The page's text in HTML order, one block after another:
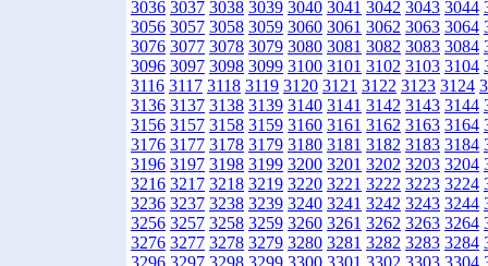
3036 3037 3038 3039 3040 3041 3042 3043 3044
3056 3057 3058 3059 3060 3061 3062 3063 3064
3076 3077 3078 3079 3080 3081 3082 3083 3084
3096 3097 3098 3099 3100 3101 3102 3103 3104
3116 3117 3118 3119 3120 3121 3122 3123 3124
3136 3137 3138 3139 3140 3141 3142 3143 3144
3156 3157 3158 3159 3160 3161 3162 3163 3164
3176 3177 3178 3179 3180 3181 3182 3183 3184
3196 3197 3198 3199 3200 3201 3202 3203 3204
3216 3217 3218 3219 3220 3221 3222 3223 3224
3236 3237 3238 3239 3240 3241 3242 3243 3244
3256 3257 3258 3259 3260 3261 3262 3263 3264
3276 3277 3278 3279 3280 3281 3282 3283 3284
3296 3297 3298 3299 3300 3301 3302 3303 3304